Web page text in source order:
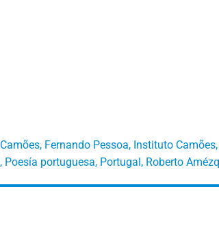
Camões, Fernando Pessoa, Instituto Camões,
, Poesía portuguesa, Portugal , Roberto